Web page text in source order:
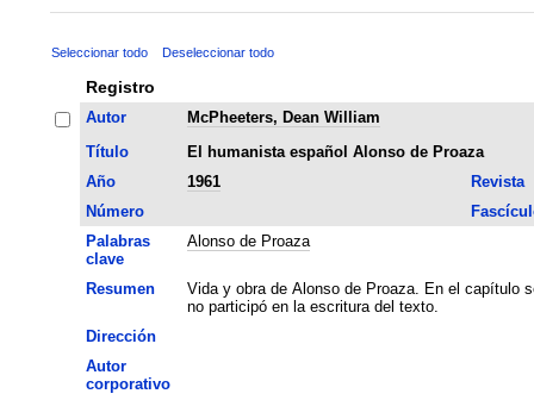
Seleccionar todo Deseleccionar todo
Registro
Autor
McPheeters, Dean William
Título
El humanista español Alonso de Proaza
Año
1961
Revista
Número
Palabras
clave
Alonso de Proaza
Resumen
Vida y obra de Alonso de Proaza. En el capítulo
no participó en la escritura del texto.
Dirección
Autor
corporativo